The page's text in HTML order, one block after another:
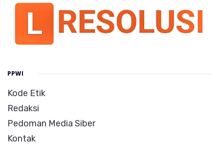
PPWI
Kode Etik
Redaksi
Pedoman Media Siber
Kontak